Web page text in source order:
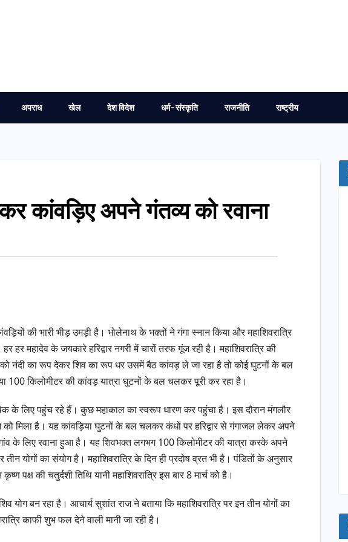
अपराध खेल देश विदेश धर्म-संस्कृति राजनीति राष्ट्रीय
कांवड़िए अपने गंतव्य को रवाना
की भारी भीड़ उमड़ी है। भोलेनाथ के भक्तों ने गंगा स्नान किया और महाशिवरात्रि
महादेव के जयकारे हरिद्वार नगरी में चारों तरफ गूंज रही है। महाशिवरात्रि की
नंदी का रूप देकर शिव का रूप धर उसमें बैठ कांवड़ ले जा रहा है तो कोई घुटनों के बल
100 किलोमीटर की कांवड़ यात्रा घुटनों के बल चलकर पूरी कर रहा है।
लिए पहुंच रहे हैं। कुछ महाकाल का स्वरूप धारण कर पहुंचा है। इस दौरान मंगलौर
मिला है। यह कांवड़िया घुटनों के बल चलकर कंधों पर हरिद्वार से गंगाजल लेकर अपने
के लिए रवाना हुआ है। यह शिवभक्त लगभग 100 किलोमीटर की यात्रा करके अपने
तीन योगों का संयोग है। महाशिवरात्रि के दिन ही प्रदोष व्रत भी है। पंडितों के अनुसार
पक्ष की चतुर्दशी तिथि यानी महाशिवरात्रि इस बार 8 मार्च को है।
शिव योग बन रहा है। आचार्य सुशांत राज ने बताया कि महाशिवरात्रि पर इन तीन योगों का
काफी शुभ फल देने वाली मानी जा रही है।